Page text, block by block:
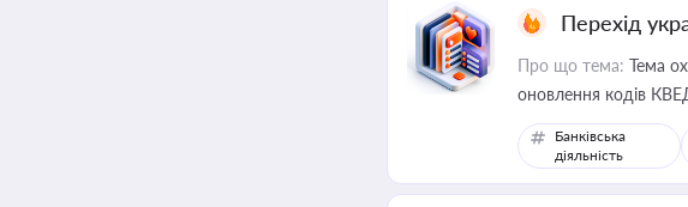
Перехід
Про що тема: Тема
оновлення кодів
Банківська
діяльність